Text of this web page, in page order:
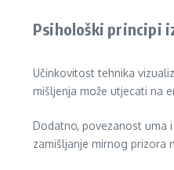
Psihološki principi
Učinkovitost tehnika
mišljenja može utjecati na
Dodatno, povezanost uma
zamišljanje mirnog prizora